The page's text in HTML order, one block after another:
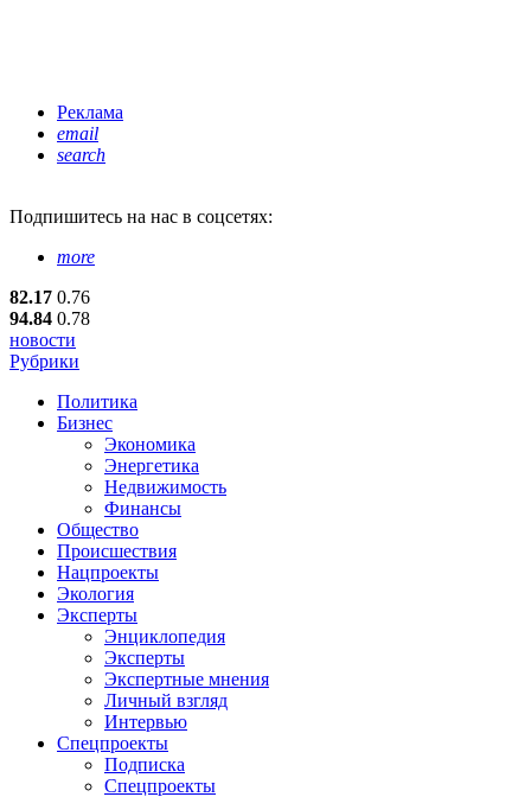
Реклама
email
search
Подпишитесь на нас в соцсетях:
more
82.17 0.76
94.84 0.78
новости
Рубрики
Политика
Бизнес
Экономика
Энергетика
Недвижимость
Финансы
Общество
Происшествия
Нацпроекты
Экология
Эксперты
Энциклопедия
Эксперты
Экспертные мнения
Личный взгляд
Интервью
Спецпроекты
Подписка
Спецпроекты